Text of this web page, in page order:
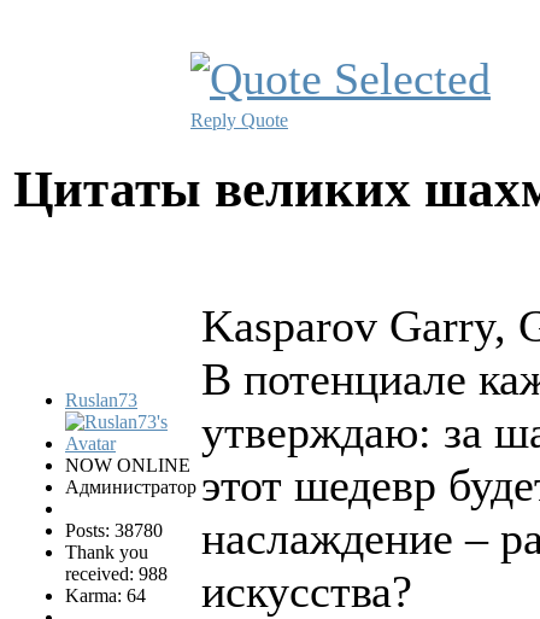
Reply Quote
Цитаты великих
Ruslan73
NOW ONLINE
Администратор
Posts: 38780
Thank you
received: 988
Karma: 64
Kasparov Garry,
В потенциале
утверждаю: за
этот шедевр
наслаждение –
искусства?